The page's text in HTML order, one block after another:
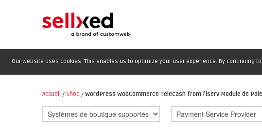
Our website uses cookies. This enables us to optimize your user experience. By continuing
Accueil / Shop /WordPress WooCommerce Telecash from fiserv Module de